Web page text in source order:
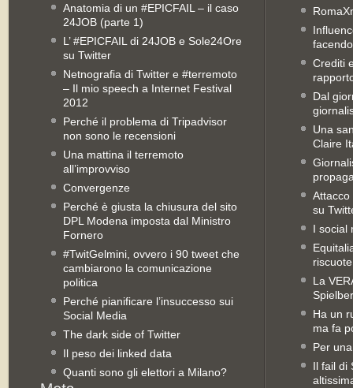
Anatomia di un #EPICFAIL – il caso
24JOB (parte 1)
L’ #EPICFAIL di 24JOB e Sole24Ore
su Twitter
Netnografia di Twitter e #terremoto
– Il mio speech a Internet Festival
2012
Perché il problema di Tripadvisor
non sono le recensioni
Una mattina il terremoto
all’improvviso
Convergenze
Perché è giusta la chiusura del sito
DPL Modena imposta dal Ministro
Fornero
#TwitGelmini, ovvero i 90 tweet che
cambiarono la comunicazione
politica
Perché pianificare l’insuccesso sui
Social Media
The dark side of Twitter
Il peso dei linked data
Quanti sono gli elettori a Milano?
Crediti
Dal
Una
Claire
Attacco
su
I social
La
Ha un
ma fa
Per
Il fail di